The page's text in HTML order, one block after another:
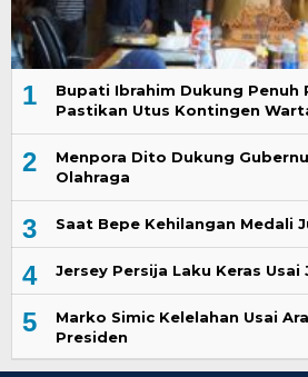
1
Bupati Ibrahim Dukung Penuh
Pastikan Utus Kontingen
2
Menpora Dito Dukung
Olahraga
3 Saat Bepe Kehilangan Medali
4 Jersey Persija Laku Keras Usai
5
Marko Simic Kelelahan Usai
Presiden